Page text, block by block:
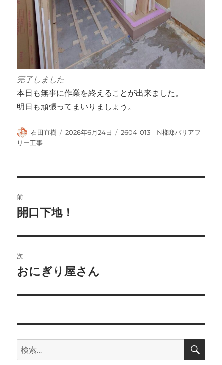
完了しました
本日も無事に作業を終えることが出来ました。
明日も頑張ってまいりましょう。
投
稿
石田直樹
投
2026年6月24日
カ
2604-013 N様邸バリアフ
リー工事
稿
ビ
ゲ
ー
ン
前
前
投
稿:
開口下地！
次
次
投
おにぎり屋さん
検
索:
検